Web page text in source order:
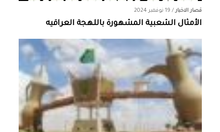
قصار الاخبار/ 19 نوفمبر 2024
الأمثال الشعبية المشهورة باللهجة العراقيه